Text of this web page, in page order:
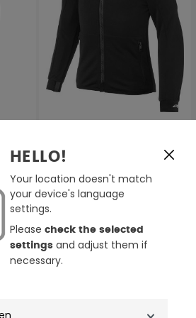
Ixon Arma Kinder Motorrad
Textiljacke
93,49 €109,99 €
HELLO!
Your location doesn't match
your device's language
settings.
Please check the selected
settings and adjust them if
necessary.